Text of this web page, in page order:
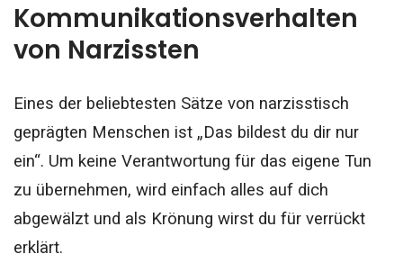
Kommunikationsverhalten
von Narzissten
Eines der beliebtesten Sätze von narzisstisch
geprägten Menschen ist „Das bildest du dir nur
ein“. Um keine Verantwortung für das eigene Tun
zu übernehmen, wird einfach alles auf dich
abgewälzt und als Krönung wirst du für verrückt
erklärt.